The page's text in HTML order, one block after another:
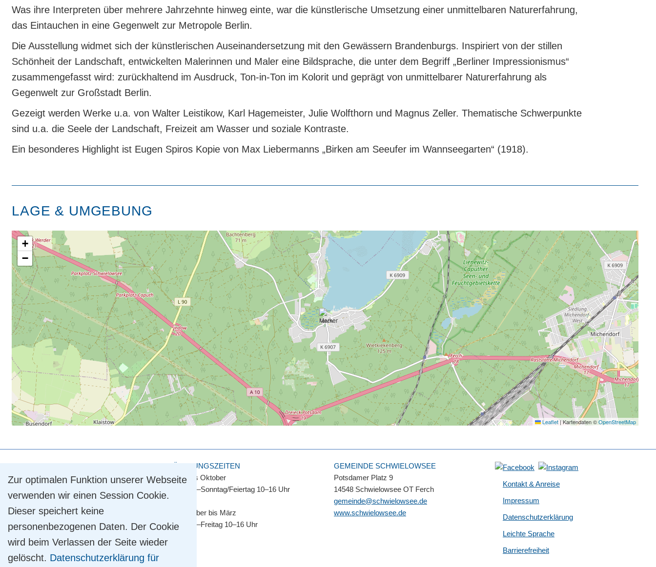
Zur optimalen Funktion unserer Webseite
verwenden wir einen Session Cookie.
Dieser speichert keine
personenbezogenen Daten. Der Cookie
wird beim Verlassen der Seite wieder
gelöscht. Datenschutzerklärung für
Was ihre Interpreten über mehrere Jahrzehnte hinweg einte, war die künstlerische Umsetzung einer unmittelbaren Naturerfahrung,
das Eintauchen in eine Gegenwelt zur Metropole Berlin.
Die Ausstellung widmet sich der künstlerischen Auseinandersetzung mit den Gewässern Brandenburgs. Inspiriert von der stillen
Schönheit der Landschaft, entwickelten Malerinnen und Maler eine Bildsprache, die unter dem Begriff „Berliner Impressionismus“
zusammengefasst wird: zurückhaltend im Ausdruck, Ton-in-Ton im Kolorit und geprägt von unmittelbarer Naturerfahrung als
Gegenwelt zur Großstadt Berlin.
Gezeigt werden Werke u.a. von Walter Leistikow, Karl Hagemeister, Julie Wolfthorn und Magnus Zeller. Thematische Schwerpunkte
sind u.a. die Seele der Landschaft, Freizeit am Wasser und soziale Kontraste.
Ein besonderes Highlight ist Eugen Spiros Kopie von Max Liebermanns „Birken am Seeufer im Wannseegarten“ (1918).
LAGE & UMGEBUNG
+
−
Leaflet | Kartendaten ©OpenStreetMap
Touristinformation
14548 Schwielowsee OT Caputh
Tel.+49 33209 769 769
info@schwielowsee-tourismus.de
ÖFFNUNGSZEITEN
April bis Oktober
Montag–Sonntag/Feiertag 10–16 Uhr
November bis März
Montag–Freitag 10–16 Uhr
GEMEINDE SCHWIELOWSEE
Potsdamer Platz 9
14548 Schwielowsee OT Ferch
gemeinde@schwielowsee.de
www.schwielowsee.de
Kontakt & Anreise
Impressum
Datenschutzerklärung
Leichte Sprache
Barrierefreiheit